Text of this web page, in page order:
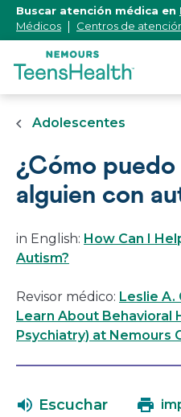
[Skip
Content]
Buscar atención médica en
Médicos
Centros de
Adolescentes
¿Cómo
alguien con
in English: How Can I
Autism?
Revisor médico: Leslie A.
Learn About Behavioral
Psychiatry) at Nemours
Escuchar